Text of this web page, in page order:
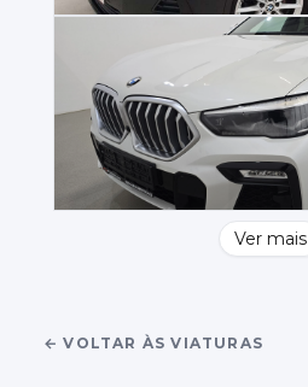
Ver mais
←VOLTAR ÀS VIATURAS